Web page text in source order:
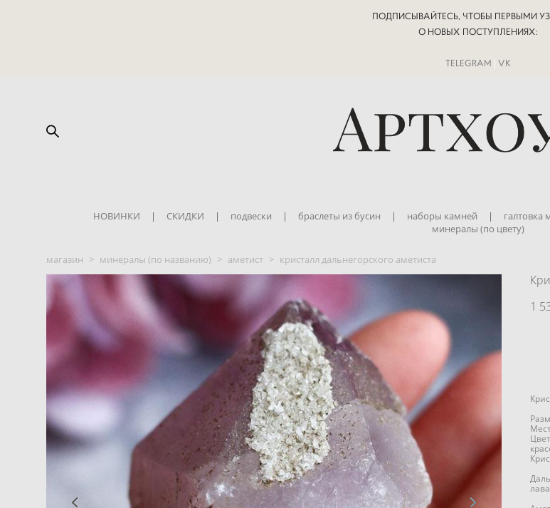
ПОДПИСЫВАЙТЕСЬ, ЧТОБЫ ПЕРВЫМИ
О НОВЫХ ПОСТУПЛЕНИЯХ:
TELEGRAM | VK
НОВИНКИ | СКИДКИ | подвески | браслеты из бусин | наборы камней | галтовка
минералы (по цвету)
магазин > минералы (по названию) > аметист > кристалл дальнегорского аметиста
1